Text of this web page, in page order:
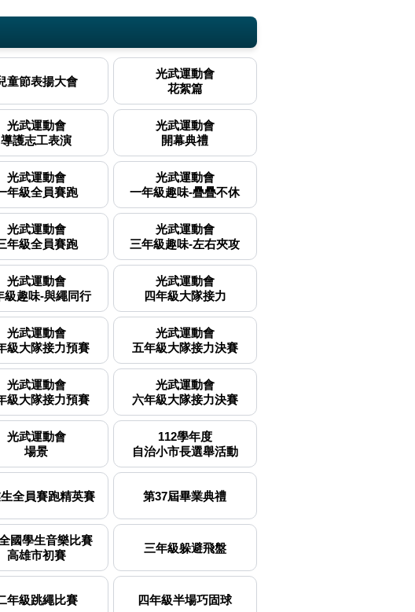
童節表揚大會
光武運動會
花絮篇
光武運動會
導護志工表演
光武運動會
開幕典禮
光武運動會
年級全員賽跑
光武運動會
一年級趣味-疊疊不休
光武運動會
年級全員賽跑
光武運動會
三年級趣味-左右夾攻
光武運動會
級趣味-與繩同行
光武運動會
四年級大隊接力
光武運動會
級大隊接力預賽
光武運動會
五年級大隊接力決賽
光武運動會
級大隊接力預賽
光武運動會
六年級大隊接力決賽
光武運動會
場景
112學年度
自治小市長選舉活動
全員賽跑精英賽 第37屆畢業典禮
國學生音樂比賽
高雄市初賽
三年級躲避飛盤
年級跳繩比賽 四年級半場巧固球